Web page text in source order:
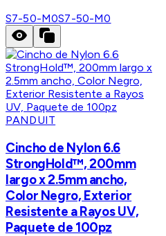
S7-50-M0S7-50-M0
PANDUIT
Cincho de Nylon 6.6
StrongHold™, 200mm
largo x 2.5mm ancho,
Color Negro, Exterior
Resistente a Rayos UV,
Paquete de 100pz